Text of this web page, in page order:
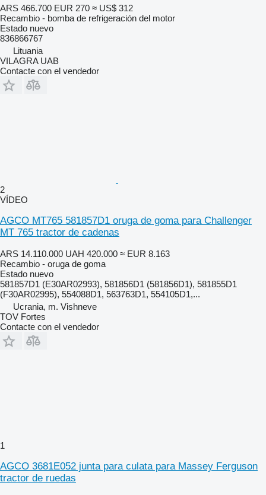
ARS 466.700 EUR 270 ≈ US$ 312
Recambio - bomba de refrigeración del motor
Estado nuevo
836866767
Lituania
VILAGRA UAB
Contacte con el vendedor
2
VÍDEO
AGCO MT765 581857D1 oruga de goma para Challenger
MT 765 tractor de cadenas
ARS 14.110.000 UAH 420.000 ≈ EUR 8.163
Recambio - oruga de goma
Estado nuevo
581857D1 (E30AR02993), 581856D1 (581856D1), 581855D1
(F30AR02995), 554088D1, 563763D1, 554105D1,...
Ucrania, m. Vishneve
TOV Fortes
Contacte con el vendedor
1
AGCO 3681E052 junta para culata para Massey Ferguson
tractor de ruedas